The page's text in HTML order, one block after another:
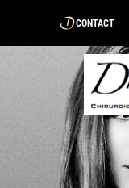
CONTACT
Panneau de gestion